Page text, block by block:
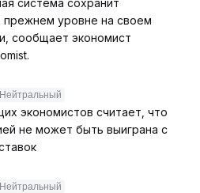
система сохранит
прежнем уровне на своем
сообщает экономист
Нейтральный
экономистов считает, что
не может быть выиграна с
Нейтральный